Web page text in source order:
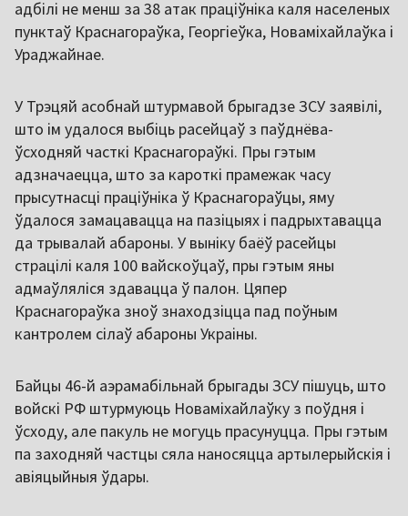
адбілі не менш за 38 атак праціўніка каля населеных
пунктаў Краснагораўка, Георгіеўка, Новаміхайлаўка і
Ураджайнае.
У Трэцяй асобнай штурмавой брыгадзе ЗСУ заявілі,
што ім удалося выбіць расейцаў з паўднёва-
ўсходняй часткі Краснагораўкі. Пры гэтым
адзначаецца, што за кароткі прамежак часу
прысутнасці праціўніка ў Краснагораўцы, яму
ўдалося замацавацца на пазіцыях і падрыхтавацца
да трывалай абароны. У выніку баёў расейцы
страцілі каля 100 вайскоўцаў, пры гэтым яны
адмаўляліся здавацца ў палон. Цяпер
Краснагораўка зноў знаходзіцца пад поўным
кантролем сілаў абароны Украіны.
Байцы 46-й аэрамабільнай брыгады ЗСУ пішуць, што
войскі РФ штурмуюць Новаміхайлаўку з поўдня і
ўсходу, але пакуль не могуць прасунуцца. Пры гэтым
па заходняй частцы сяла наносяцца артылерыйскія і
авіяцыйныя ўдары.